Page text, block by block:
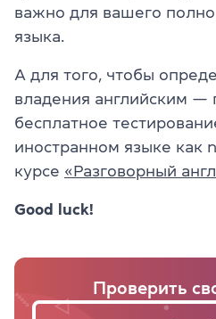
важно для вашего
языка.
А для того, чтобы
владения английским —
бесплатное
иностранном языке как
курсе «Разговорный
Good luck!
Проверить